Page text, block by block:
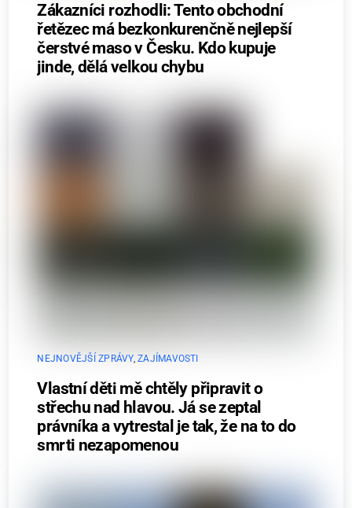
Zákazníci rozhodli: Tento obchodní
řetězec má bezkonkurenčně nejlepší
čerstvé maso v Česku. Kdo kupuje
jinde, dělá velkou chybu
NEJNOVĚJŠÍ ZPRÁVY,ZAJÍMAVOSTI
Vlastní děti mě chtěly připravit o
střechu nad hlavou. Já se zeptal
právníka a vytrestal je tak, že na to do
smrti nezapomenou